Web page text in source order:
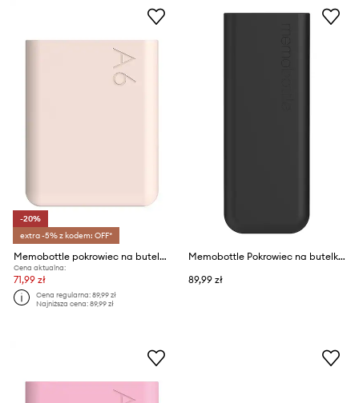
-20%
extra -5% z kodem: OFF*
Memobottle pokrowiec na butelkę Original A6 375 ml
Cena aktualna:
71,99 zł
Cena regularna:89,99 zł
Najniższa cena:89,99 zł
Memobottle Pokrowiec na butelkę Original Slim 450 ml
89,99 zł